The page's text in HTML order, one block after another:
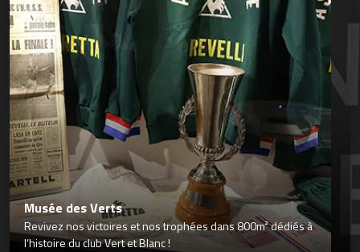
Musée des Verts
Revivez nos victoires et nos trophées dans 800m² dédiés à
l’histoire du club Vert et Blanc !